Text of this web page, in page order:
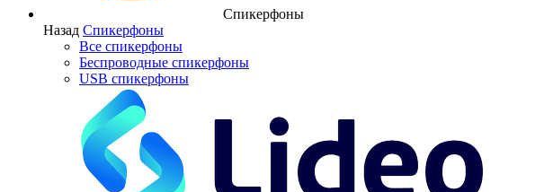
Спикерфоны
Назад Спикерфоны
Все спикерфоны
Беспроводные спикерфоны
USB спикерфоны